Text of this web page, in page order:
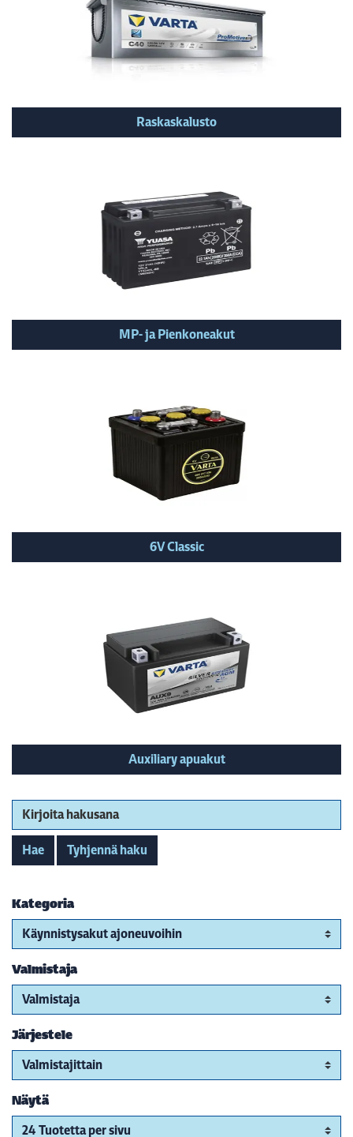
Raskaskalusto
MP- ja Pienkoneakut
6V Classic
Auxiliary apuakut
Kirjoita hakusana
Hae Tyhjennä haku
Kategoria
Valmistaja
Järjestele
Näytä